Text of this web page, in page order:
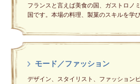
フランスと言えば美食の国、ガストロノ
国です。本場の料理、製菓のスキルを学
モード／ファッション
デザイン、スタイリスト、ファッション